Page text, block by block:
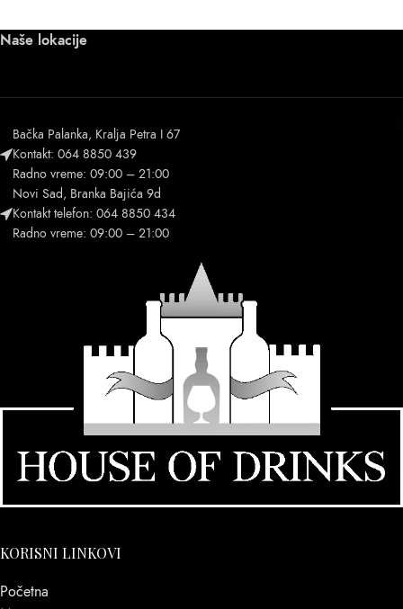
Naše lokacije
Bačka Palanka, Kralja Petra I 67
Kontakt: 064 8850 439
Radno vreme: 09:00 – 21:00
Novi Sad, Branka Bajića 9d
Kontakt telefon: 064 8850 434
Radno vreme: 09:00 – 21:00
KORISNI LINKOVI
Početna